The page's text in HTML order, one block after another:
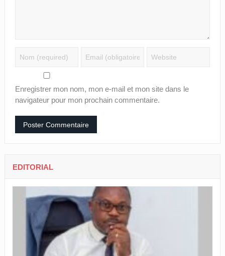
Enregistrer mon nom, mon e-mail et mon site dans le
navigateur pour mon prochain commentaire.
EDITORIAL